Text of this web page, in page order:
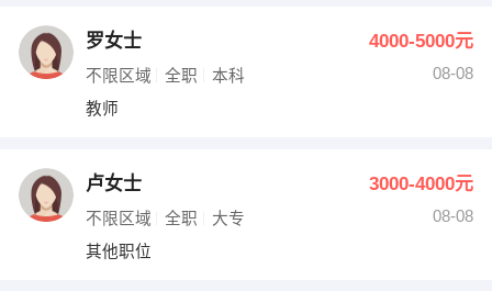
罗女士 4000-5000元
不限区域 全职 本科
08-08
教师
卢女士 3000-4000元
不限区域 全职 大专
08-08
其他职位